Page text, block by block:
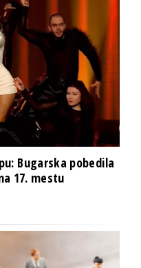
Bugarska pobedila
17. mestu